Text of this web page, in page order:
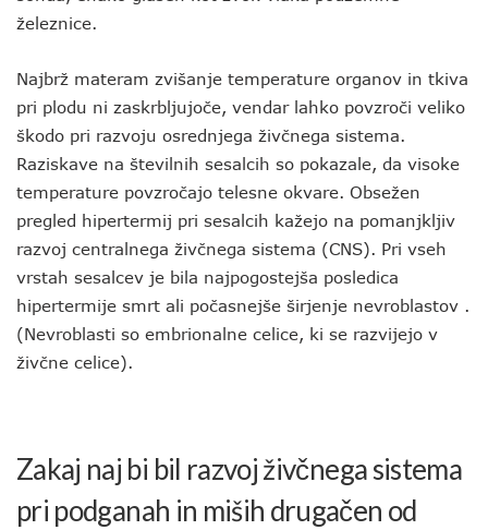
železnice.
Najbrž materam zvišanje temperature organov in tkiva
pri plodu ni zaskrbljujoče, vendar lahko povzroči veliko
škodo pri razvoju osrednjega živčnega sistema.
Raziskave na številnih sesalcih so pokazale, da visoke
temperature povzročajo telesne okvare. Obsežen
pregled hipertermij pri sesalcih kažejo na pomanjkljiv
razvoj centralnega živčnega sistema (CNS). Pri vseh
vrstah sesalcev je bila najpogostejša posledica
hipertermije smrt ali počasnejše širjenje nevroblastov .
(Nevroblasti so embrionalne celice, ki se razvijejo v
živčne celice).
Zakaj naj bi bil razvoj živčnega sistema
pri podganah in miših drugačen od